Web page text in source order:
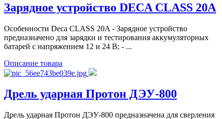
Зарядное устройство DECA CLASS 20A
Особенности Deca CLASS 20A - Зарядное устройство
предназначено для зарядки и тестирования аккумуляторных
батарей с напряжением 12 и 24 В; - ...
Описание товара
Дрель ударная Протон ДЭУ-800
Дрель ударная Протон ДЭУ-800 предназначена для сверления